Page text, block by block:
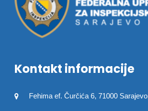
Kontakt informacije
Fehima ef. Čurčića 6, 71000 Sarajevo